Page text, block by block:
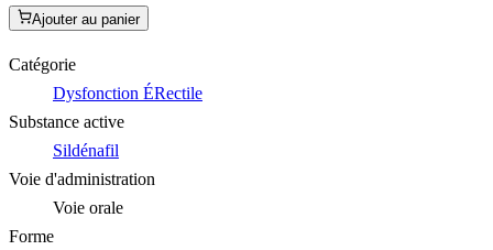
Ajouter au panier
Catégorie
Dysfonction ÉRectile
Substance active
Sildénafil
Voie d'administration
Voie orale
Forme